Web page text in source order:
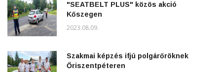
"SEATBELT PLUS" közös akció
Kőszegen
2023.08.09.
Szakmai képzés ifjú polgárőröknek
Őriszentpéteren